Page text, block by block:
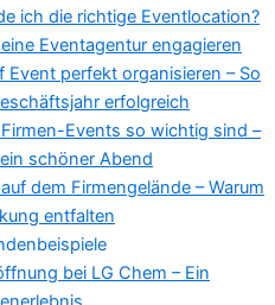
ich die richtige Eventlocation?
Eventagentur engagieren
Event perfekt organisieren – So
erfolgreich
Firmen-Events so wichtig sind –
schöner Abend
dem Firmengelände – Warum
entfalten
bei LG Chem – Ein